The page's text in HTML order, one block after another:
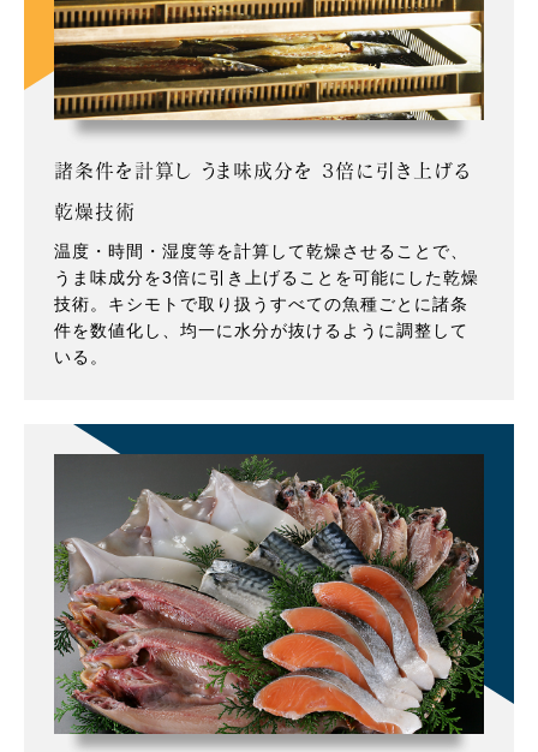
諸条件を計算し うま味成分を 3倍に引き上げる
乾燥技術
温度・時間・湿度等を計算して乾燥させることで、
うま味成分を3倍に引き上げることを可能にした乾燥
技術。キシモトで取り扱うすべての魚種ごとに諸条
件を数値化し、均一に水分が抜けるように調整して
いる。